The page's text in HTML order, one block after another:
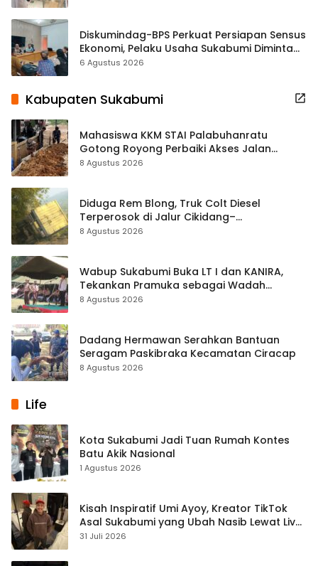
Diskumindag-BPS Perkuat Persiapan Sensus
Ekonomi, Pelaku Usaha Sukabumi Diminta
Terbuka Beri Data
6 Agustus 2026
Kabupaten Sukabumi
Mahasiswa KKM STAI Palabuhanratu
Gotong Royong Perbaiki Akses Jalan
Majelis Ta’lim di Sagaranten
8 Agustus 2026
Diduga Rem Blong, Truk Colt Diesel
Terperosok di Jalur Cikidang–
Palabuhanratu
8 Agustus 2026
Wabup Sukabumi Buka LT I dan KANIRA,
Tekankan Pramuka sebagai Wadah
Pembentukan Karakter
8 Agustus 2026
Dadang Hermawan Serahkan Bantuan
Seragam Paskibraka Kecamatan Ciracap
8 Agustus 2026
Life
Kota Sukabumi Jadi Tuan Rumah Kontes
Batu Akik Nasional
1 Agustus 2026
Kisah Inspiratif Umi Ayoy, Kreator TikTok
Asal Sukabumi yang Ubah Nasib Lewat Live
Streaming
31 Juli 2026